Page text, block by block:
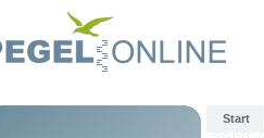
Start